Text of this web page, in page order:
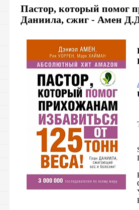
Пастор, который помог
Даниила, сжиг - Амен